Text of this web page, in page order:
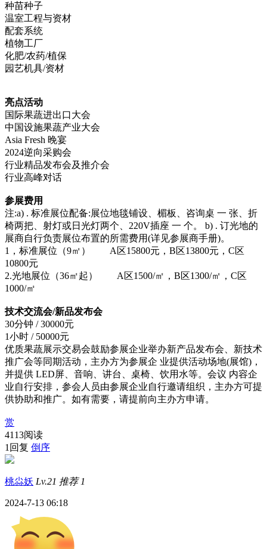
种苗种子
温室工程与资材
配套系统
植物工厂
化肥/农药/植保
园艺机具/资材
亮点活动
国际果蔬进出口大会
中国设施果蔬产业大会
Asia Fresh 晚宴
2024逆向采购会
行业精品发布会及推介会
行业高峰对话
参展费用
注:a) . 标准展位配备:展位地毯铺设、楣板、咨询桌 一 张、折
椅两把、射灯或日光灯两个、220V插座 一 个。 b) . 订光地的
展商自行负责展位布置的所需费用(详见参展商手册)。
1，标准展位（9㎡） A区15800元，B区13800元，C区
10800元
2.光地展位（36㎡起） A区1500/㎡，B区1300/㎡，C区
1000/㎡
技术交流会/新品发布会
30分钟 / 30000元
1小时 / 50000元
优质果蔬展示交易会鼓励参展企业举办新产品发布会、新技术
推广会等同期活动，主办方为参展企 业提供活动场地(展馆)，
并提供 LED屏、音响、讲台、桌椅、饮用水等。会议 内容企
业自行安排，参会人员由参展企业自行邀请组织，主办方可提
供协助和推广。如有需要，请提前向主办方申请。
赏
4113阅读
1回复 倒序
桃尛妖 Lv.21 推荐 1
2024-7-13 06:18